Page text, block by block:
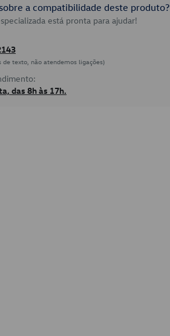
a compatibilidade deste produto?
está pronta para ajudar!
de texto, não atendemos ligações)
das 8h às 17h.